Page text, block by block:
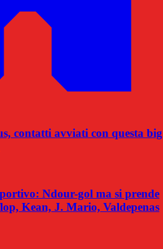
contatti avviati con questa big
Ndour-gol ma si prende
Kean, J. Mario, Valdepenas